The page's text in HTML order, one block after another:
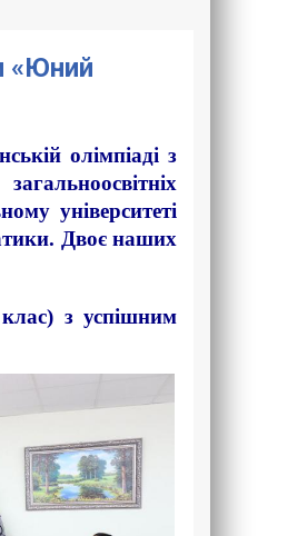
«Юний
олімпіаді з
університеті
Двоє наших
з успішним